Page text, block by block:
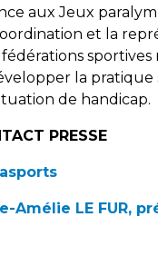
aux Jeux
et la
fédérations
la pratique
de handicap.
PRESSE
Amélie LE FUR,